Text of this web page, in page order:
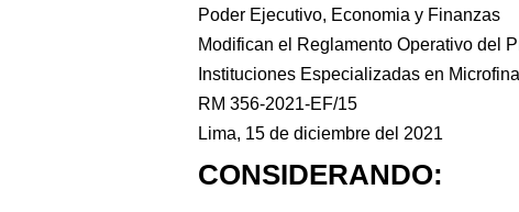
Poder Ejecutivo, Economia y Finanzas
Modifican el Reglamento Operativo del
Instituciones Especializadas en
RM 356-2021-EF/15
Lima, 15 de diciembre del 2021
CONSIDERANDO: